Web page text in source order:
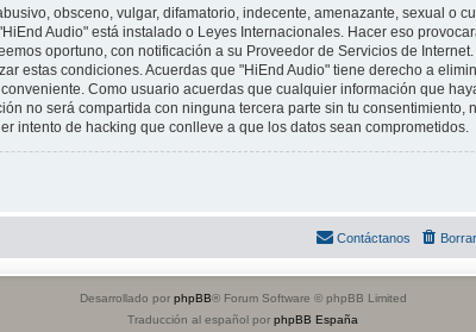
obsceno, vulgar, difamatorio, indecente, amenazante, sexual o
Audio" está instalado o Leyes Internacionales. Hacer eso
oportuno, con notificación a su Proveedor de Servicios de
estas condiciones. Acuerdas que "HiEnd Audio" tiene derecho a
Como usuario acuerdas que cualquier información que
no será compartida con ninguna tercera parte sin tu consentimiento,
intento de hacking que conlleve a que los datos sean comprometidos.
Contáctanos
Desarrollado por phpBB® Forum Software © phpBB Limited
Traducción al español por phpBB España